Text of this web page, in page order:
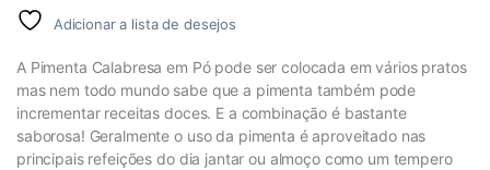
Adicionar a lista de desejos
A Pimenta Calabresa em Pó pode ser colocada em vários pratos
mas nem todo mundo sabe que a pimenta também pode
incrementar receitas doces. E a combinação é bastante
saborosa! Geralmente o uso da pimenta é aproveitado nas
principais refeições do dia jantar ou almoço como um tempero